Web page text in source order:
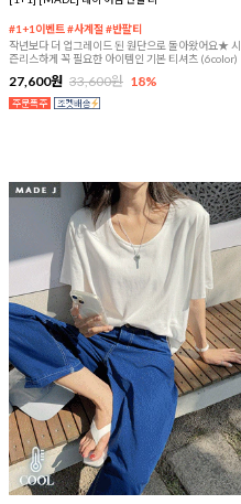
#1+1이벤트 #사계절 #반팔티
작년보다 더 업그레이드 된 원단으로 돌아왔어요★ 시
즌리스하게 꼭 필요한 아이템인 기본 티셔츠 (6color)
27,600원 33,600원 18%